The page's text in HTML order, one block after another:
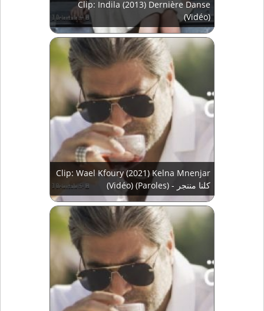
Clip: Indila (2013) Dernière Danse
(Vidéo)
Clip: Wael Kfoury (2021) Kelna Mnenjar
(Vidéo) (Paroles) - كلنا مننجر